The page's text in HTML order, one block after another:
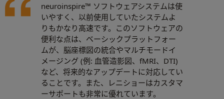
neuroinspire™ ソフトウェアシステムは使
いやすく、以前使用していたシステムよ
りもかなり高速です。このソフトウェアの
便利な点は、ベーシックプラットフォー
ムが、脳座標図の統合やマルチモードイ
メージング (例: 血管造影図、fMRI、DTI)
など、将来的なアップデートに対応してい
ることです。また、レニショーはカスタマ
ーサポートも非常に優れています。